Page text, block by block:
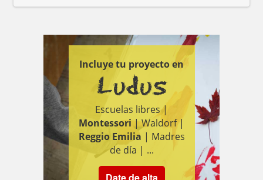
Incluye tu proyecto en
Ludus
Escuelas libres |
Montessori| Waldorf |
Reggio Emilia | Madres
de día | ...
Date de alta